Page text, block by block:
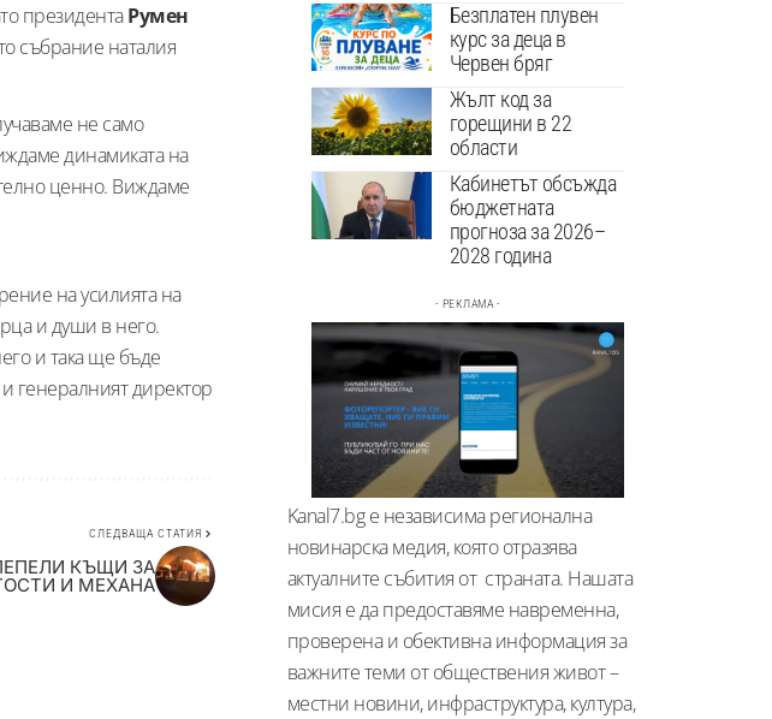
президентаРумен
събрание наталия
не само
динамиката на
ценно. Виждаме
на усилията на
и души в него.
и така ще бъде
генералният директор
СЛЕДВАЩА СТАТИЯ
КЪЩИ ЗА
И МЕХАНА
Безплатен плувен
курс за деца в
Червен бряг
Жълт код за
горещини в 22
области
Кабинетът обсъжда
бюджетната
прогноза за 2026–
2028 година
- РЕКЛАМА -
Kanal7.bg е независима регионална
новинарска медия, която отразява
актуалните събития от страната. Нашата
мисия е да предоставяме навременна,
проверена и обективна информация за
важните теми от обществения живот –
местни новини, инфраструктура, култура,